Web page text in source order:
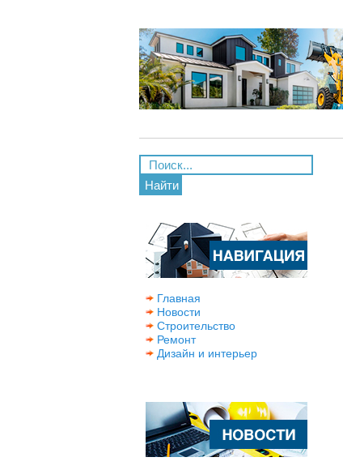
Найти
Главная
Новости
Строительство
Ремонт
Дизайн и интерьер